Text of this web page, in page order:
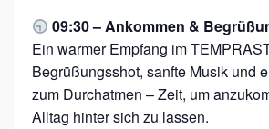
09:30 – Ankommen &
Ein warmer Empfang im
Begrüßungsshot, sanfte Musik und
zum Durchatmen – Zeit, um
Alltag hinter sich zu lassen.